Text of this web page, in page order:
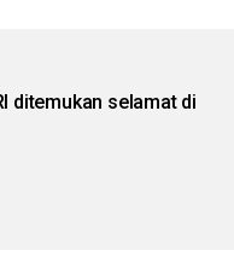
ditemukan selamat di